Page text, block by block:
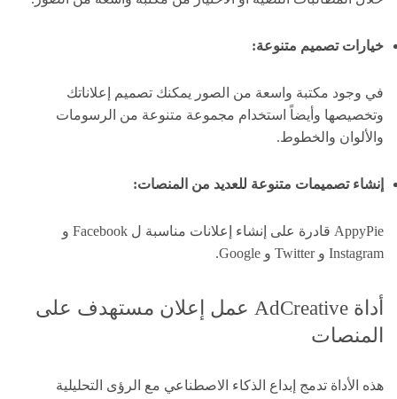
خيارات تصميم متنوعة:
في وجود مكتبة واسعة من الصور يمكنك تصميم إعلاناتك
وتخصيصها وأيضاً استخدام مجموعة متنوعة من الرسومات
والألوان والخطوط.
إنشاء تصميمات متنوعة للعديد من المنصات:
AppyPie قادرة على إنشاء إعلانات مناسبة ل Facebook و
Instagram و Twitter و Google.
أداة AdCreative عمل إعلان مستهدف على
المنصات
هذه الأداة تدمج إبداع الذكاء الاصطناعي مع الرؤى التحليلية